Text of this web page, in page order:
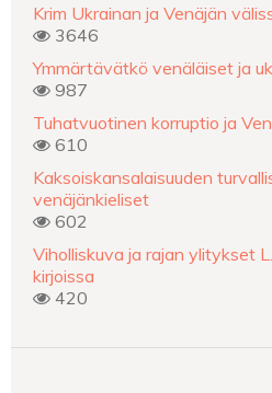
Krim Ukrainan ja Venäjän
3646
Ymmärtävätkö venäläiset ja
987
Tuhatvuotinen korruptio ja
610
Kaksoiskansalaisuuden
venäjänkieliset
602
Viholliskuva ja rajan ylitykset
kirjoissa
420